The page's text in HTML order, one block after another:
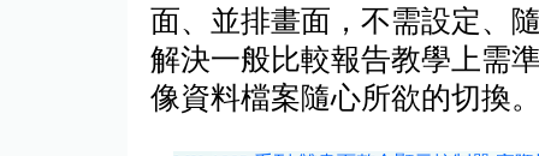
面、並排畫面，不需設定、
解決一般比較報告教學上需
像資料檔案隨心所欲的切換